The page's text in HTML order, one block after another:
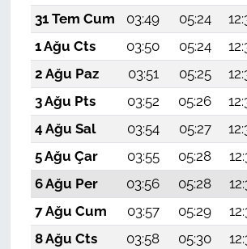
31 Tem Cum
03:49 05:24
1 Ağu Cts
03:50 05:24
2 Ağu Paz
03:51 05:25
3 Ağu Pts
03:52 05:26
4 Ağu Sal
03:54 05:27
5 Ağu Çar
03:55 05:28
6 Ağu Per
03:56 05:28
7 Ağu Cum
03:57 05:29
8 Ağu Cts
03:58 05:30